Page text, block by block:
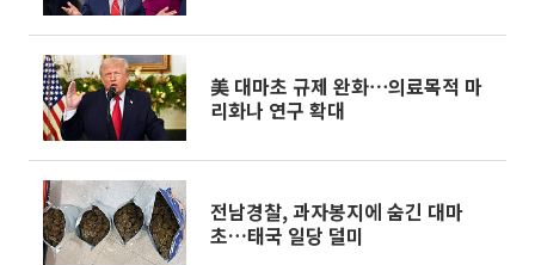
美 대마초 규제 완화⋯의료목적 마
리화나 연구 확대
전남경찰, 과자봉지에 숨긴 대마
초…태국 일당 덜미